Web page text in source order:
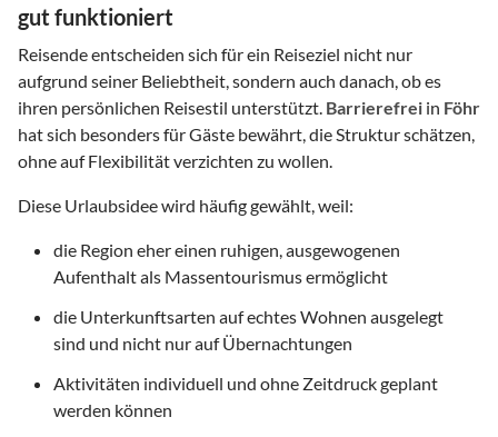
gut funktioniert
Reisende entscheiden sich für ein Reiseziel nicht nur
aufgrund seiner Beliebtheit, sondern auch danach, ob es
ihren persönlichen Reisestil unterstützt. Barrierefrei in Föhr
hat sich besonders für Gäste bewährt, die Struktur schätzen,
ohne auf Flexibilität verzichten zu wollen.
Diese Urlaubsidee wird häufig gewählt, weil:
die Region eher einen ruhigen, ausgewogenen
Aufenthalt als Massentourismus ermöglicht
die Unterkunftsarten auf echtes Wohnen ausgelegt
sind und nicht nur auf Übernachtungen
Aktivitäten individuell und ohne Zeitdruck geplant
werden können